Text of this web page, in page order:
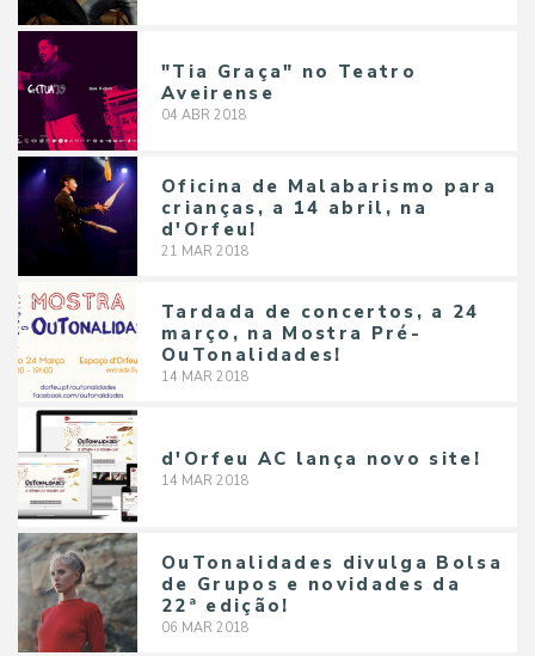
"Tia Graça" no Teatro
Aveirense
04 ABR 2018
Oficina de Malabarismo para
crianças, a 14 abril, na
d'Orfeu!
21 MAR 2018
Tardada de concertos, a 24
março, na Mostra Pré-
OuTonalidades!
14 MAR 2018
d'Orfeu AC lança novo site!
14 MAR 2018
OuTonalidades divulga Bolsa
de Grupos e novidades da
22ª edição!
06 MAR 2018